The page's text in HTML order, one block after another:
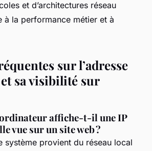
et d’architectures réseau
à la performance métier et à
sur l’adresse
sa visibilité sur
affiche-t-il une IP
vue sur un site web ?
système provient du réseau local